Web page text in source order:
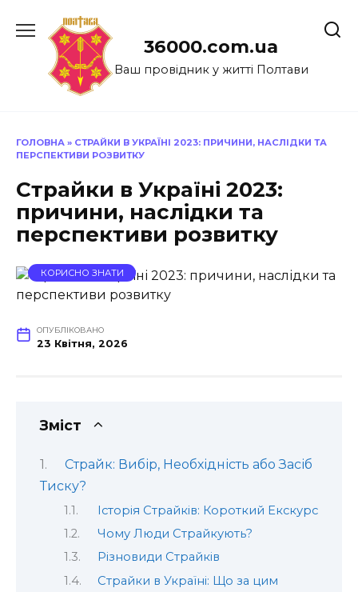
до
36000.com.ua
Ваш провідник у житті Полтави
ГОЛОВНА » СТРАЙКИ В УКРАЇНІ 2023: ПРИЧИНИ, НАСЛІДКИ ТА
ПЕРСПЕКТИВИ РОЗВИТКУ
Страйки в Україні 2023:
причини, наслідки та
перспективи розвитку
КОРИСНО ЗНАТИ
ОПУБЛІКОВАНО
23 Квітня, 2026
Зміст
Страйк: Вибір, Необхідність або Засіб
Тиску?
Історія Страйків: Короткий Екскурс
Чому Люди Страйкують?
Різновиди Страйків
Страйки в Україні: Що за цим